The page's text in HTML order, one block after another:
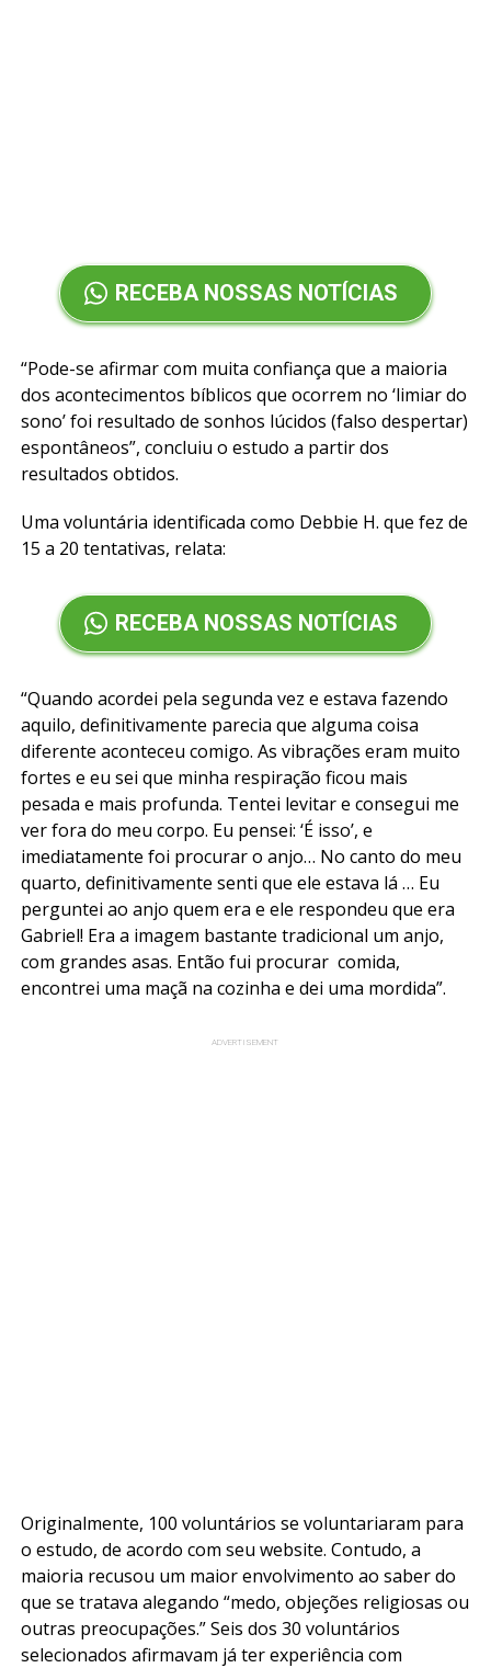
RECEBA NOSSAS NOTÍCIAS
“Pode-se afirmar com muita confiança que a maioria
dos acontecimentos bíblicos que ocorrem no ‘limiar do
sono’ foi resultado de sonhos lúcidos (falso despertar)
espontâneos”, concluiu o estudo a partir dos
resultados obtidos.
Uma voluntária identificada como Debbie H. que fez de
15 a 20 tentativas, relata:
RECEBA NOSSAS NOTÍCIAS
“Quando acordei pela segunda vez e estava fazendo
aquilo, definitivamente parecia que alguma coisa
diferente aconteceu comigo. As vibrações eram muito
fortes e eu sei que minha respiração ficou mais
pesada e mais profunda. Tentei levitar e consegui me
ver fora do meu corpo. Eu pensei: ‘É isso’, e
imediatamente foi procurar o anjo… No canto do meu
quarto, definitivamente senti que ele estava lá … Eu
perguntei ao anjo quem era e ele respondeu que era
Gabriel! Era a imagem bastante tradicional um anjo,
com grandes asas. Então fui procurar comida,
encontrei uma maçã na cozinha e dei uma mordida”.
ADVERTISEMENT
Originalmente, 100 voluntários se voluntariaram para
o estudo, de acordo com seu website. Contudo, a
maioria recusou um maior envolvimento ao saber do
que se tratava alegando “medo, objeções religiosas ou
outras preocupações.” Seis dos 30 voluntários
selecionados afirmavam já ter experiência com